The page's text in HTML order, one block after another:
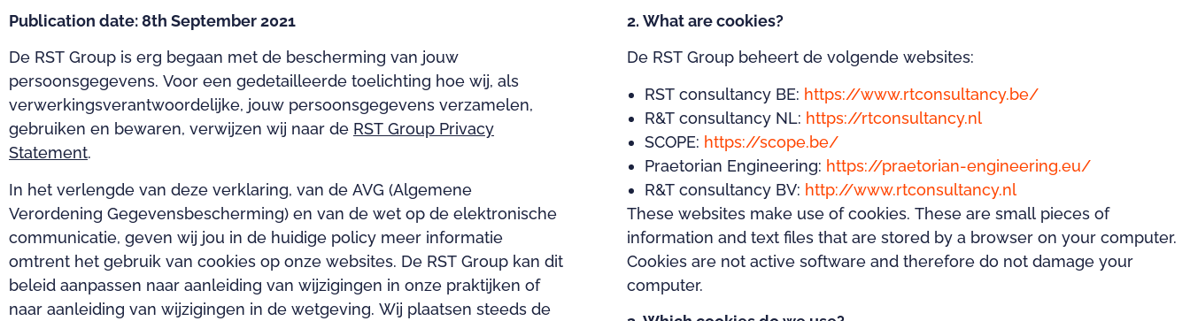
Publication date: 8th September 2021
De RST Group is erg begaan met de bescherming van jouw
persoonsgegevens. Voor een gedetailleerde toelichting hoe wij, als
verwerkingsverantwoordelijke, jouw persoonsgegevens verzamelen,
gebruiken en bewaren, verwijzen wij naar de RST Group Privacy
Statement.
In het verlengde van deze verklaring, van de AVG (Algemene
Verordening Gegevensbescherming) en van de wet op de elektronische
communicatie, geven wij jou in de huidige policy meer informatie
omtrent het gebruik van cookies op onze websites. De RST Group kan dit
beleid aanpassen naar aanleiding van wijzigingen in onze praktijken of
naar aanleiding van wijzigingen in de wetgeving. Wij plaatsen steeds de
2. What are cookies?
De RST Group beheert de volgende websites:
RST consultancy BE: https://www.rtconsultancy.be/
R&T consultancy NL: https://rtconsultancy.nl
SCOPE: https://scope.be/
Praetorian Engineering: https://praetorian-engineering.eu/
R&T consultancy BV: http://www.rtconsultancy.nl
These websites make use of cookies. These are small pieces of
information and text files that are stored by a browser on your computer.
Cookies are not active software and therefore do not damage your
computer.